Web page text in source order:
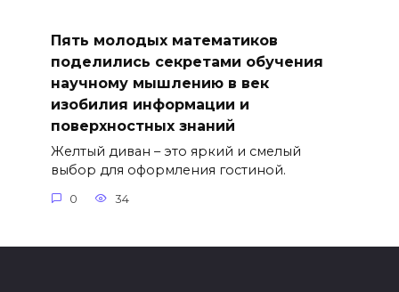
Пять молодых математиков
поделились секретами обучения
научному мышлению в век
изобилия информации и
поверхностных знаний
Желтый диван – это яркий и смелый
выбор для оформления гостиной.
0 34